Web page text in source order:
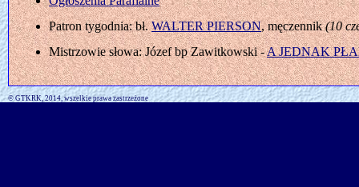
Patron tygodnia: bł.WALTER PIERSON, męczennik(10
Mistrzowie słowa: Józef bp Zawitkowski -A JEDNAK
© GTKRK, 2014, wszelkie prawa zastrzeżone